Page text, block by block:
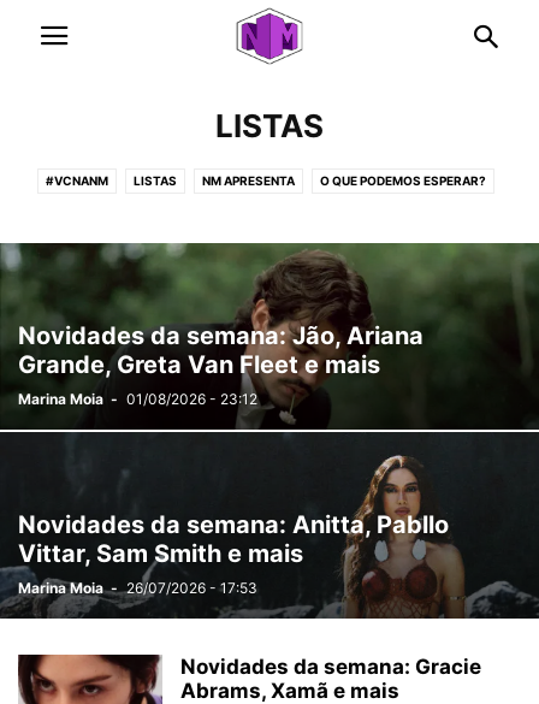
LISTAS
#VCNANM LISTAS NM APRESENTA O QUE PODEMOS ESPERAR?
Novidades da semana: Jão, Ariana
Grande, Greta Van Fleet e mais
Marina Moia - 01/08/2026 - 23:12
Novidades da semana: Anitta, Pabllo
Vittar, Sam Smith e mais
Marina Moia - 26/07/2026 - 17:53
Novidades da semana: Gracie
Abrams, Xamã e mais